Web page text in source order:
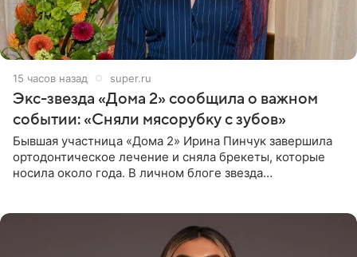
15 часов назад super.ru
Экс-звезда «Дома 2» сообщила о важном
событии: «Сняли мясорубку с зубов»
Бывшая участница «Дома 2» Ирина Пинчук завершила
ортодонтическое лечение и сняла брекеты, которые
носила около года. В личном блоге звезда